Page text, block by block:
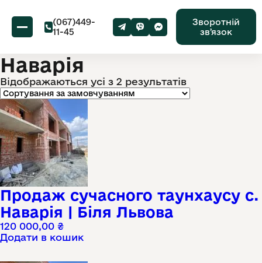
(067)449-
11-45
Зворотній
звʼязок
Наварія
Відображаються усі з 2 результатів
Продаж сучасного таунхаусу с.
Наварія | Біля Львова
120 000,00 ₴
Додати в кошик